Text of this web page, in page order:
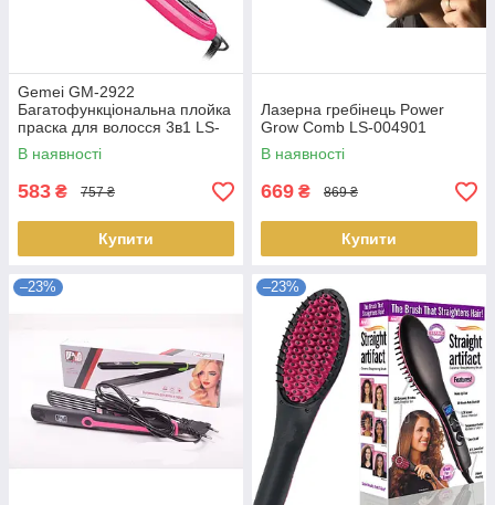
Gemei GM-2922
Багатофункціональна плойка
праска для волосся 3в1 LS-
002465
В наявності
583 ₴ 757 ₴
Купити
Лазерна гребінець Power
Grow Comb LS-004901
В наявності
669 ₴ 869 ₴
Купити
–23% –23%